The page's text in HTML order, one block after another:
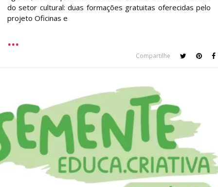
do setor cultural: duas formações gratuitas oferecidas pelo
projeto Oficinas e
Compartilhe